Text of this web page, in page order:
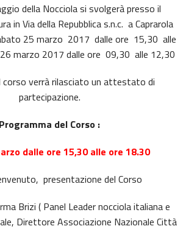
della Nocciola si svolgerà presso il
in Via della Repubblica s.n.c. a Caprarola
25 marzo 2017 dalle ore 15,30 alle
marzo 2017 dalle ore 09,30 alle 12,30
corso verrà rilasciato un attestato di
partecipazione.
Programma del Corso :
dalle ore 15,30 alle ore 18.30
presentazione del Corso
Brizi ( Panel Leader nocciola italiana e
Direttore Associazione Nazionale Città